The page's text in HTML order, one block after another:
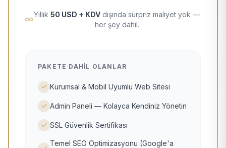
Yıllık 50 USD + KDV dışında sürpriz maliyet yok —
her şey dahil.
PAKETE DAHIL OLANLAR
Kurumsal & Mobil Uyumlu Web Sitesi
Admin Paneli — Kolayca Kendiniz Yönetin
SSL Güvenlik Sertifikası
Temel SEO Optimizasyonu (Google'a